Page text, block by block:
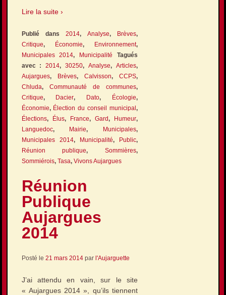
Lire la suite ›
Publié dans 2014, Analyse, Brèves,
Critique, Économie, Environnement,
Municipales 2014, Municipalité Tagués
avec :2014,30250,Analyse,Articles,
Aujargues, Brèves, Calvisson,CCPS,
Chluda, Communauté de communes,
Critique, Dacier, Dato, Écologie,
Économie, Élection du conseil municipal,
Élections, Élus, France,Gard, Humeur,
Languedoc, Mairie, Municipales,
Municipales 2014, Municipalité, Public,
Réunion publique,Sommières,
Sommiérois, Tasa, Vivons Aujargues
Réunion
Publique
Aujargues
2014
Posté le 21 mars 2014par l'Aujarguette
J’ai attendu en vain, sur le site
« Aujargues 2014 », qu’ils tiennent